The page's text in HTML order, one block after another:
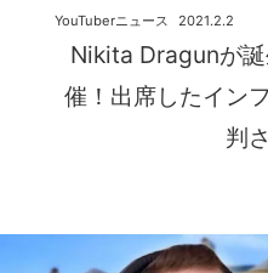
Nikita Dragunが
催！出席したイン
判
2021.2.2
YouTuberニュース